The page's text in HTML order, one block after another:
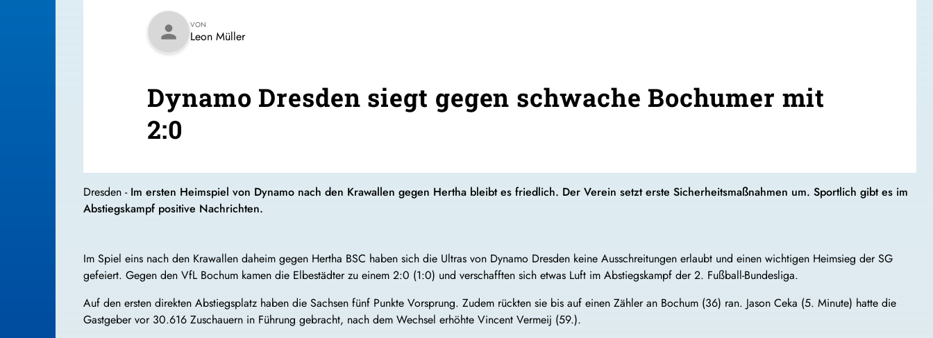
person VON
Leon Müller
Dynamo Dresden siegt gegen schwache Bochumer mit
2:0
Dresden - Im ersten Heimspiel von Dynamo nach den Krawallen gegen Hertha bleibt es friedlich. Der Verein setzt erste Sicherheitsmaßnahmen um. Sportlich gibt es im
Abstiegskampf positive Nachrichten.
Im Spiel eins nach den Krawallen daheim gegen Hertha BSC haben sich die Ultras von Dynamo Dresden keine Ausschreitungen erlaubt und einen wichtigen Heimsieg der SG
gefeiert. Gegen den VfL Bochum kamen die Elbestädter zu einem 2:0 (1:0) und verschafften sich etwas Luft im Abstiegskampf der 2. Fußball-Bundesliga.
Auf den ersten direkten Abstiegsplatz haben die Sachsen fünf Punkte Vorsprung. Zudem rückten sie bis auf einen Zähler an Bochum (36) ran. Jason Ceka (5. Minute) hatte die
Gastgeber vor 30.616 Zuschauern in Führung gebracht, nach dem Wechsel erhöhte Vincent Vermeij (59.).